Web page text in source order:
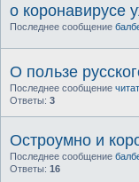
о коронавирусе
Последнее сообщение
О пользе
Последнее сообщение
Ответы: 3
Остроумно и
Последнее сообщение
Ответы: 16